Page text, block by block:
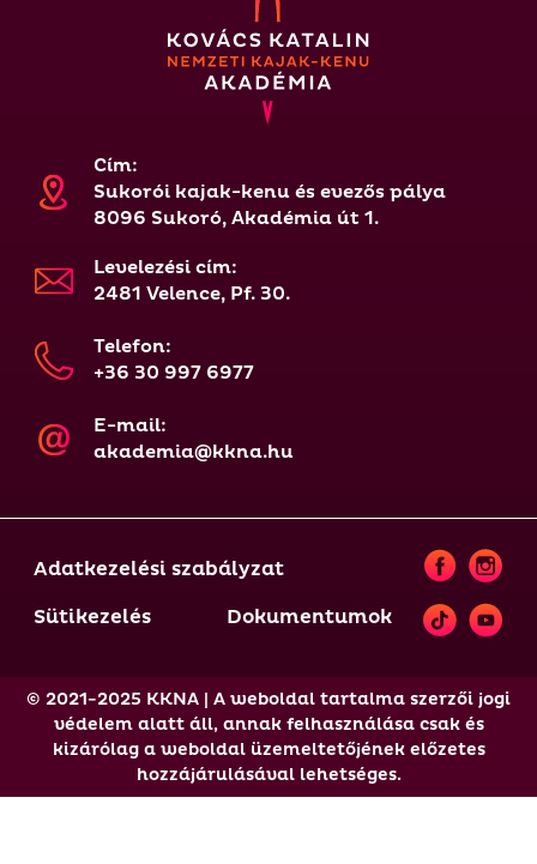
Cím:
Sukorói kajak-kenu és evezős pálya
8096 Sukoró, Akadémia út 1.
Levelezési cím:
2481 Velence, Pf. 30.
Telefon:
+36 30 997 6977
E-mail:
akademia@kkna.hu
Adatkezelési szabályzat
Sütikezelés
Dokumentumok
© 2021-2025 KKNA | A weboldal tartalma szerzői jogi
védelem alatt áll, annak felhasználása csak és
kizárólag a weboldal üzemeltetőjének előzetes
hozzájárulásával lehetséges.